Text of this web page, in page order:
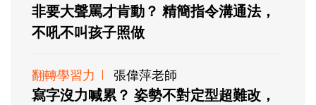
非要大聲罵才肯動？ 精簡指令溝通法，
不吼不叫孩子照做
翻轉學習力 張偉萍老師
寫字沒力喊累？ 姿勢不對定型超難改，